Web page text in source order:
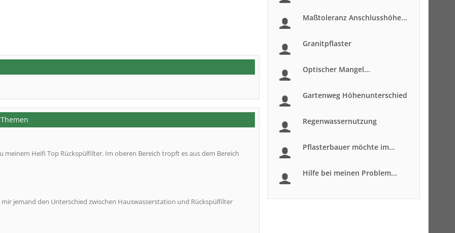
meinem Heifi Top Rückspülfilter. Im oberen Bereich tropft es aus dem Bereich
jemand den Unterschied zwischen Hauswasserstation und Rückspülfilter
Maßtoleranz Anschlusshöhe...
Granitpflaster
Optischer Mangel...
Gartenweg Höhenunterschied
Regenwassernutzung
Pflasterbauer möchte im...
Hilfe bei meinen Problem...